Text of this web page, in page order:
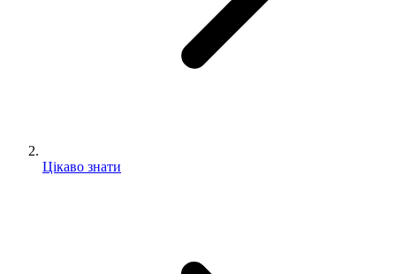
Цікаво знати